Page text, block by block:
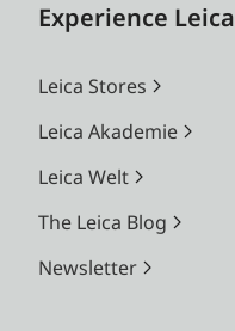
Experience Leica
Leica Stores
Leica Akademie
Leica Welt
The Leica Blog
Newsletter